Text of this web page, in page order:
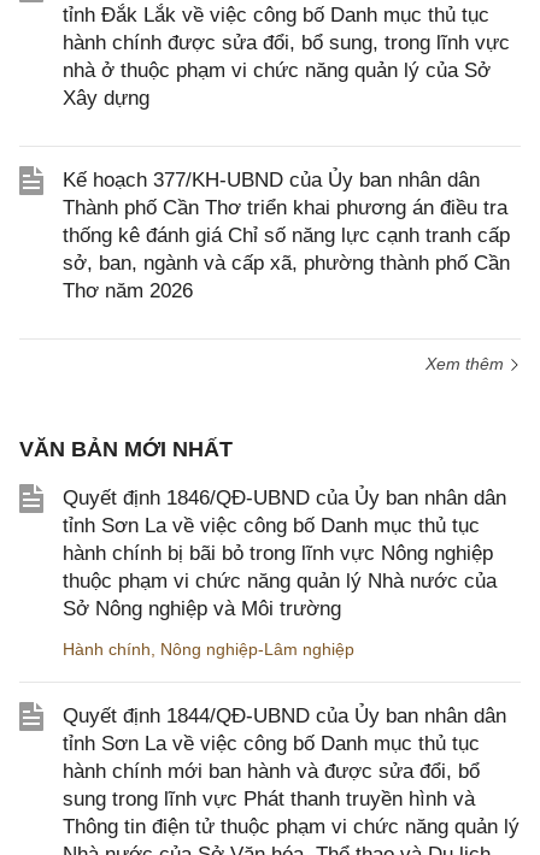
tỉnh Đắk Lắk về việc công bố Danh mục thủ tục
hành chính được sửa đổi, bổ sung, trong lĩnh vực
nhà ở thuộc phạm vi chức năng quản lý của Sở
Xây dựng
Kế hoạch 377/KH-UBND của Ủy ban nhân dân
Thành phố Cần Thơ triển khai phương án điều tra
thống kê đánh giá Chỉ số năng lực cạnh tranh cấp
sở, ban, ngành và cấp xã, phường thành phố Cần
Thơ năm 2026
Xem thêm
VĂN BẢN MỚI NHẤT
Quyết định 1846/QĐ-UBND của Ủy ban nhân dân
tỉnh Sơn La về việc công bố Danh mục thủ tục
hành chính bị bãi bỏ trong lĩnh vực Nông nghiệp
thuộc phạm vi chức năng quản lý Nhà nước của
Sở Nông nghiệp và Môi trường
Hành chính Nông nghiệp-Lâm nghiệp
Quyết định 1844/QĐ-UBND của Ủy ban nhân dân
tỉnh Sơn La về việc công bố Danh mục thủ tục
hành chính mới ban hành và được sửa đổi, bổ
sung trong lĩnh vực Phát thanh truyền hình và
Thông tin điện tử thuộc phạm vi chức năng quản lý